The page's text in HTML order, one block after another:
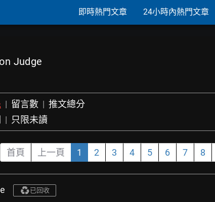
即時熱門文章 24小時內熱門文章
Judge
| 留言數 | 推文總分
| 只限未讀
首頁 上一頁 1 2 3 4 5 6 7 8
已回收